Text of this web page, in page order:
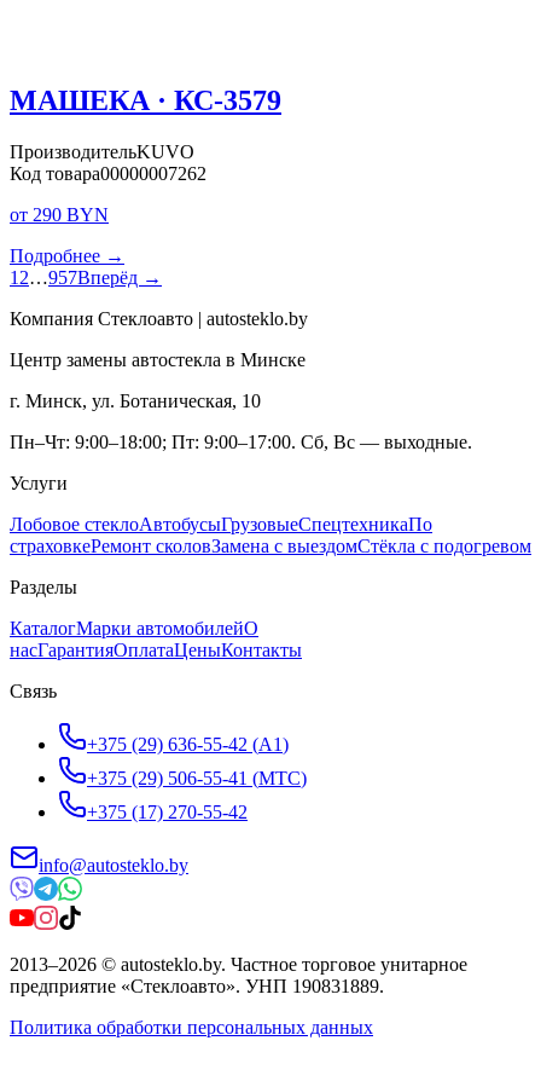
МАШЕКА · КС-3579
ПроизводительKUVO
Код товара00000007262
от 290 BYN
Подробнее →
1 2…957Вперёд →
Компания Стеклоавто | autosteklo.by
Центр замены автостекла в Минске
г. Минск, ул. Ботаническая, 10
Пн–Чт: 9:00–18:00; Пт: 9:00–17:00. Сб, Вс — выходные.
Услуги
Лобовое стеклоАвтобусыГрузовыеСпецтехникаПо
страховкеРемонт сколовЗамена с выездомСтёкла с подогревом
Разделы
КаталогМарки автомобилейО
насГарантияОплатаЦеныКонтакты
Связь
+375 (29) 636-55-42 (A1)
+375 (29) 506-55-41 (МТС)
+375 (17) 270-55-42
info@autosteklo.by
2013–2026 © autosteklo.by. Частное торговое унитарное
предприятие «Стеклоавто». УНП 190831889.
Политика обработки персональных данных